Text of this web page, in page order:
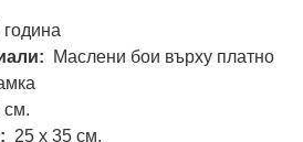
Маслени бои върху платно
см.
25 x 35 см.